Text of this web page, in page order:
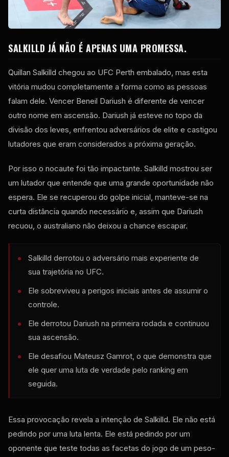
SALKILLD JÁ NÃO É APENAS UMA PROMESSA.
Quillan Salkilld chegou ao UFC Perth embalado, mas esta
vitória mudou completamente a forma como as pessoas
falam dele. Vencer Beneil Dariush é diferente de vencer
outro nome em ascensão. Dariush já esteve no topo da
divisão dos leves, enfrentou adversários de elite e castigou
lutadores que eram considerados a próxima geração.
Por isso o nocaute foi tão impactante. Salkilld mostrou ser
um lutador que entende que uma grande oportunidade não
espera. Ele se recuperou do golpe inicial, manteve-se na
curta distância quando necessário e, assim que Dariush
recuou, o australiano não deixou a chance escapar.
Salkilld derrotou o adversário mais experiente de
sua trajetória no UFC.
Ele sobreviveu a perigos iniciais antes de assumir o
controle.
Ele derrotou Dariush na primeira rodada e continuou
sua ascensão.
Ele desafiou Mateusz Gamrot, o que demonstra que
ele quer uma luta de verdade pelo ranking em
seguida.
Essa provocação revela a intenção de Salkilld. Ele não está
pedindo por uma luta lenta. Ele está pedindo por um
oponente que teste todas as facetas do jogo de um peso-